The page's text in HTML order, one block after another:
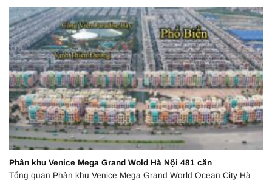
Phân khu Venice Mega Grand Wold Hà Nội 481 căn
Tổng quan Phân khu Venice Mega Grand World Ocean City Hà